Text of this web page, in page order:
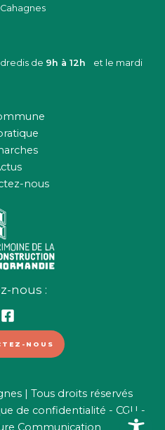
de 9h à 12h et le mardi
nous
nous :
NOUS
| Tous droits réservés
de confidentialité - CGU -
Communication